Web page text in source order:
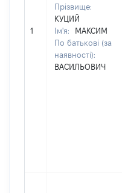
1
Прізвище:
КУЦИЙ
Ім'я:
МАКСИМ
По батькові (за
наявності):
ВАСИЛЬОВИЧ